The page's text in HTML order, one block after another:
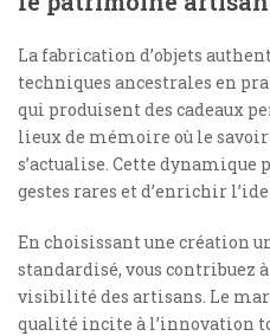
La fabrication d’objets
techniques ancestrales en
qui produisent des cadeaux
lieux de mémoire où le
s’actualise. Cette dynamique
gestes rares et d’enrichir
En choisissant une création
standardisé, vous contribuez
visibilité des artisans. Le
qualité incite à l’innovation